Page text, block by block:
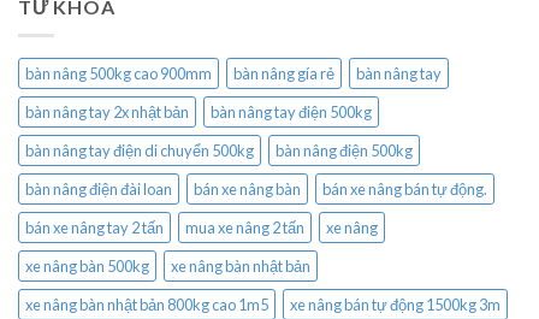
TỪ KHÓA
bàn nâng 500kg cao 900mm bàn nâng gía rẻ
bàn nâng tay
bàn nâng tay 2x nhật bản
bàn nâng tay điện 500kg
bàn nâng tay điện di chuyển 500kg
bàn nâng điện 500kg
bàn nâng điện đài loan
bán xe nâng bàn
bán xe nâng bán tự động.
bán xe nâng tay 2 tấn
mua xe nâng 2 tấn
xe nâng
xe nâng bàn 500kg
xe nâng bàn nhật bản
xe nâng bàn nhật bản 800kg cao 1m5
xe nâng bán tự động 1500kg 3m